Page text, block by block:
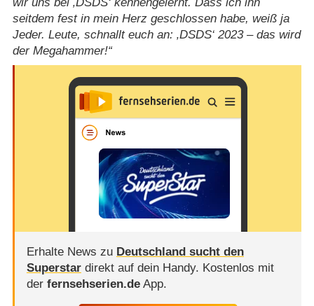
wir uns bei ‚DSDS‘ kennengelernt. Dass ich ihn
seitdem fest in mein Herz geschlossen habe, weiß ja
Jeder. Leute, schnallt euch an: ‚DSDS‘ 2023 – das wird
der Megahammer!
Erhalte News zu Deutschland sucht den
Superstardirekt auf dein Handy. Kostenlos mit
der fernsehserien.deApp.